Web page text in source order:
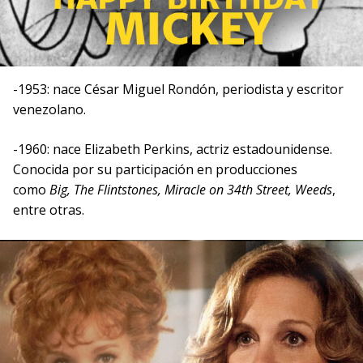
-1953: nace César Miguel Rondón, periodista y escritor
venezolano.
-1960: nace Elizabeth Perkins, actriz estadounidense.
Conocida por su participación en producciones
como Big, The Flintstones, Miracle on 34th Street, Weeds,
entre otras.